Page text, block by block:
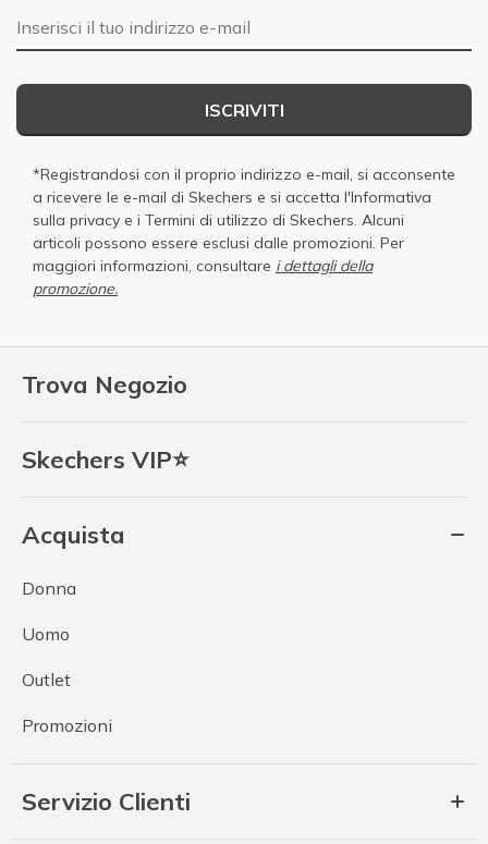
Trova Negozio
Skechers VIP⭐
Acquista
Donna
Uomo
Outlet
Promozioni
Servizio Clienti
E-mail
ISCRIVITI
*Registrandosi con il proprio indirizzo e-mail, si acconsente
a ricevere le e-mail di Skechers e si accetta l'Informativa
sulla privacy e i Termini di utilizzo di Skechers. Alcuni
articoli possono essere esclusi dalle promozioni. Per
maggiori informazioni, consultare i dettagli della
promozione.